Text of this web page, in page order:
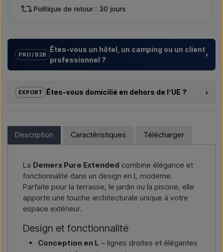
Politique de retour : 30 jours
PRO / B2B
Êtes-vous un hôtel, un camping ou un client
professionnel ?
›
promoteurs immobiliers avec des
pour douches extérieures – du choix du modèle à la bonne
Vous souhaitez un
plus importante, contactez-nous – réponse rapide.
EXPORT Êtes-vous domicilié en dehors de l’UE ?
›
commander directement sur le webshop. En revanche, vous
pouvez nous contacter et recevoir un prix avec la livraison et,
Il vous suffit d’indiquer l’article qui vous intéresse (référence ou
lien vers l’article) ainsi que les adresses de facturation et de
livraison, et vous recevrez une offre.
Nous écrire →
Description Caractéristiques Télécharger
La Demerx Pure Extended combine élégance et
fonctionnalité dans un design en L moderne.
Parfaite pour la terrasse, le jardin ou la piscine, elle
apporte une touche architecturale unique à votre
espace extérieur.
Design et fonctionnalité
Conception en L – lignes droites et élégantes